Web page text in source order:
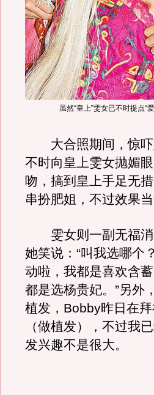
虽然“皇上”雯女已不时提点“
大合照期间，惊吓
不时向皇上雯女抛媚
吻，搞到皇上手足无
串扮肥姐，不过效果
雯女则一副无福消
她笑说：“叫我选哪个
动啦，我都是喜欢含
都是选杨贵妃。”另外
植发，Bobby昨日在
（做植发），不过我
发兴趣不是很大。